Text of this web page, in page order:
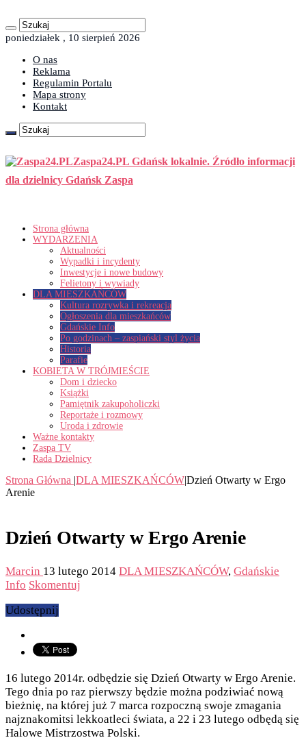
poniedziałek , 10 sierpień 2026
O nas
Reklama
Regulamin Portalu
Mapa strony
Kontakt
Zaspa24.PL Gdańsk lokalnie. Źródło informacji
dla dzielnicy Gdańsk Zaspa
Strona główna
WYDARZENIA
Aktualności
Wypadki i incydenty
Inwestycje i nowe budowy
Felietony i wywiady
DLA MIESZKAŃCÓW
Kultura rozrywka i rekreacja
Ogłoszenia dla mieszkańców
Gdańskie Info
Po godzinach – zaspiański styl życia
Historia
Parafie
KOBIETA W TRÓJMIEŚCIE
Dom i dziecko
Książki
Pamiętnik zakupoholiczki
Reportaże i rozmowy
Uroda i zdrowie
Ważne kontakty
Zaspa TV
Rada Dzielnicy
Strona Główna |DLA MIESZKAŃCÓW|Dzień Otwarty w Ergo
Arenie
Dzień Otwarty w Ergo Arenie
Marcin 13 lutego 2014 DLA MIESZKAŃCÓW, Gdańskie
Info Skomentuj
Udostępnij
16 lutego 2014r. odbędzie się Dzień Otwarty w Ergo Arenie.
Tego dnia po raz pierwszy będzie można podziwiać nową
bieżnię, na której już 7 marca rozpoczną swoje zmagania
najznakomitsi lekkoatleci świata, a 22 i 23 lutego odbędą się
Halowe Mistrzostwa Polski.